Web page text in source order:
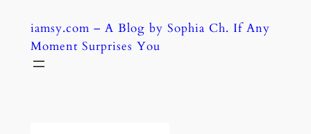
content
iamsy.com – A Blog by Sophia Ch. If Any
Moment Surprises You